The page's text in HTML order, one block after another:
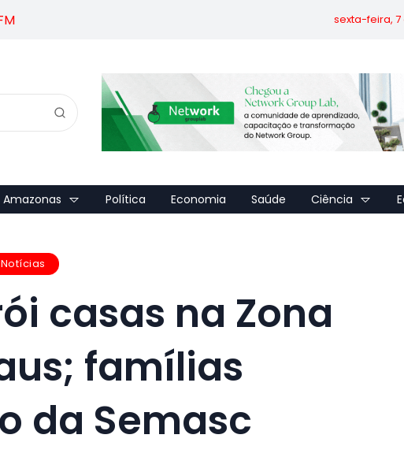
sexta-feira, 7
Amazonas Política Economia Saúde Ciência
Notícias
casas na Zona
famílias
da Semasc